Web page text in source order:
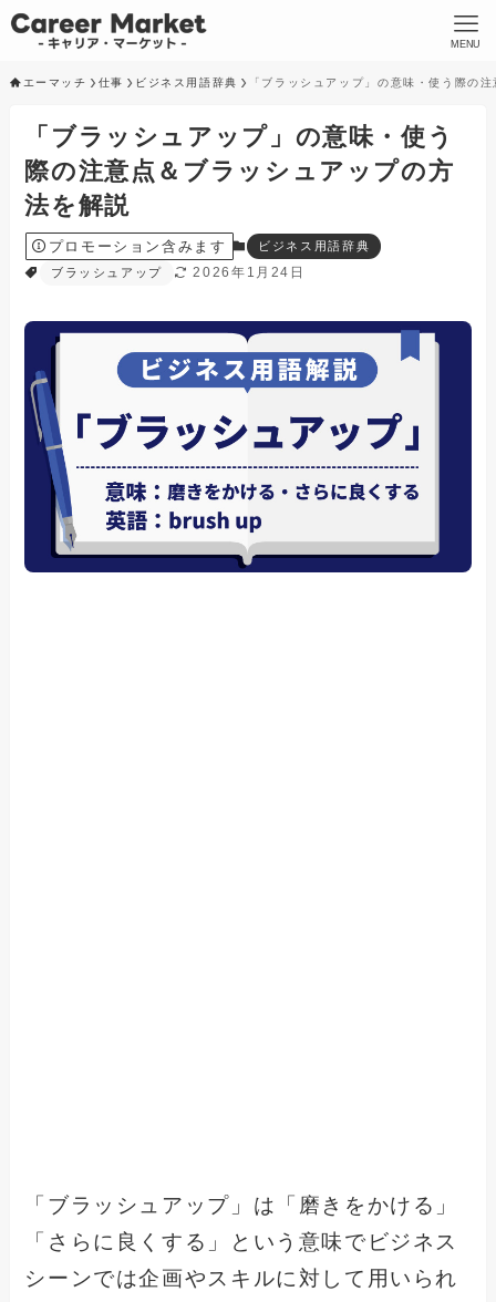
MENU
エーマッチ 仕事 ビジネス用語辞典 「ブラッシュアップ」の意味・使う際の
「ブラッシュアップ」の意味・使う
際の注意点＆ブラッシュアップの方
法を解説
プロモーション含みます
ビジネス用語辞典
ブラッシュアップ
2026年1月24日
「ブラッシュアップ」は「磨きをかける」
「さらに良くする」という意味でビジネス
シーンでは企画やスキルに対して用いられ